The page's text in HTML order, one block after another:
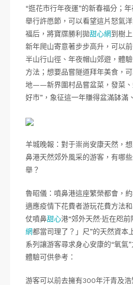
“逛花市行年夜運”的新春福分；
舉行許愿節，可以看望這片怒氣
福后，將寶牒勝利拋甜心網到樹
新年爬山寄意著步步高升，可以
半山行山徑、年夜帽山郊遊，體
方法；想要品嘗隧道拜年美食，
地——新界圍村品嘗盆菜，發菜、
好市”，象征這一年賺得盆滿缽滿
羊城晚報：對于崇尚安康天然，
鼻港天然郊外風采的游客，有哪
舉？
魯昭儀：噴鼻港這座繁榮都會，
適應疫情下花費者游玩花費方法
仗噴鼻甜心港“郊外天然·近在咫
網都當司理了？」尺”的天然資本
系列讓游客尋求身心安康的“氧氣
體驗可供參考：
游客可以前去擁有300年汗青及